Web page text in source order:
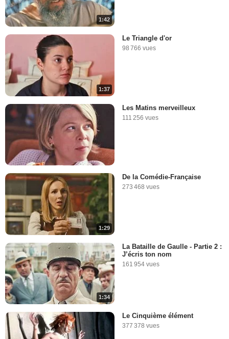
1:42
1:37
Le Triangle d'or
98 766 vues
Les Matins merveilleux
111 256 vues
1:29
De la Comédie-Française
273 468 vues
1:34
La Bataille de Gaulle - Partie 2 :
J’écris ton nom
161 954 vues
Le Cinquième élément
377 378 vues